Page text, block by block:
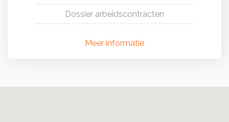
Dossier arbeidscontracten
Meer informatie